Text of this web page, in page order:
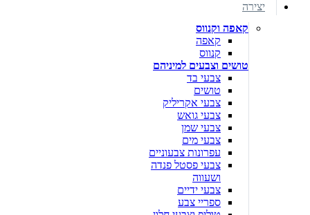
יצירה
קאפה וקנווס
קאפה
קנווס
טושים וצבעים למיניהם
צבעי בד
טושים
צבעי אקריליק
צבעי גואש
צבעי שמן
צבעי מים
עפרונות צבעוניים
צבעי פסטל פנדה
ושעווה
צבעי ידיים
ספריי צבע